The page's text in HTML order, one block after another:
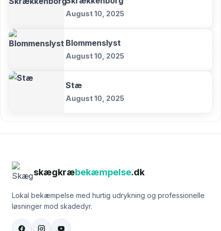
August 10, 2025
Blommenslyst
August 10, 2025
Stæ
August 10, 2025
skægkræbekæmpelse.dk
Lokal bekæmpelse med hurtig udrykning og professionelle
løsninger mod skadedyr.